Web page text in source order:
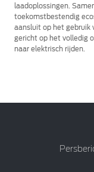
laadoplossingen.
toekomstbestendig
aansluit op het gebruik
gericht op het volledig
naar elektrisch rijden.